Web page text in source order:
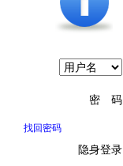
密 码
找回密码
隐身登录